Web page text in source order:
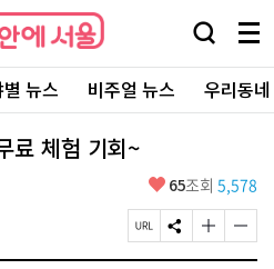
검
창
열
기
메
뉴
전
체
보
뉴스 비주얼 뉴스 우리동
료 체험 기회~
좋
요
65조회 5,578
페
이
S
N
글
자
글
자